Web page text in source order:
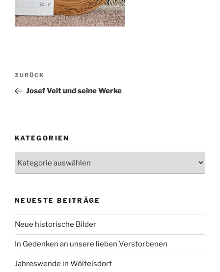
Beitragsnavigation
Vorheriger
Beitrag
ZURÜCK
Josef Veit und seine Werke
KATEGORIEN
NEUESTE BEITRÄGE
Neue historische Bilder
In Gedenken an unsere lieben Verstorbenen
Jahreswende in Wölfelsdorf